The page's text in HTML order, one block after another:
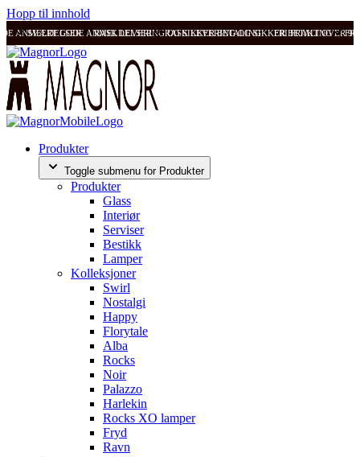
Hopp til innhold
ANMELDELSER RASK LEVERING OG SIKKER BETALING FRI FRAKT OVER
SVÆRT GODE ANMELDELSER RASK LEVERING OG SIKKER BETALING
Produkter
Toggle submenu for Produkter
Produkter
Glass
Interiør
Serviser
Bestikk
Lamper
Kolleksjoner
Swirl
Nostalgi
Happy
Florytale
Alba
Rocks
Noir
Palazzo
Harlekin
Rocks XO lamper
Fryd
Ravn